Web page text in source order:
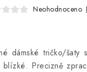
Neohodnoceno
dámské tričko/šaty
blízké. Precizně